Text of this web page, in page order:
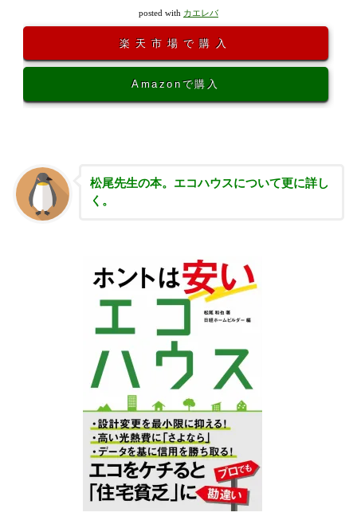
posted with カエレバ
楽天市場で購入
Amazonで購入
松尾先生の本。エコハウスについて更に詳し
く。